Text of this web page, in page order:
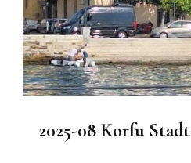
2025-08 Korfu Stadt